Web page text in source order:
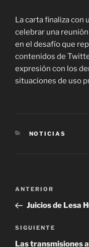
La carta finaliza con
celebrar una
en el desafío que
contenidos de
expresión con los
situaciones de uso
CATEGORÍAS
NOTICIAS
Navegación
entradas
Entrada
anterior
ANTERIOR
Juicios de Lesa
Siguiente
entrada
SIGUIENTE
Las transmisiones